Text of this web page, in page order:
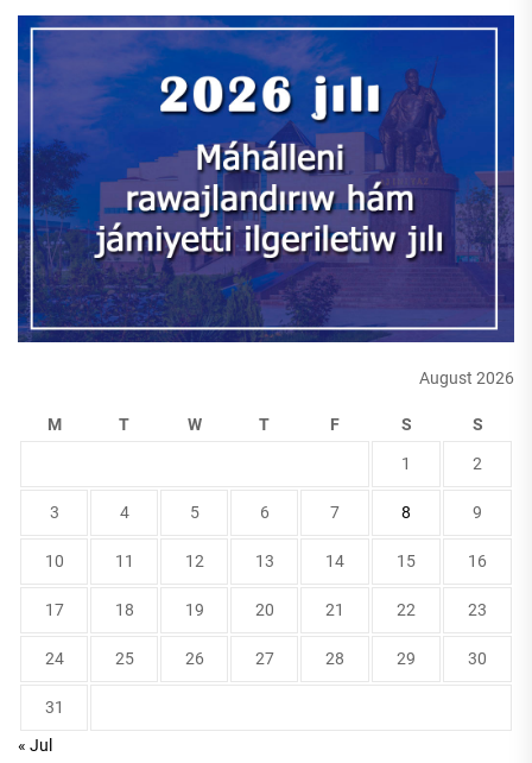
August 2026
M T W T F S S
1 2
3 4 5 6 7 8 9
10 11 12 13 14 15 16
17 18 19 20 21 22 23
24 25 26 27 28 29 30
31
« Jul